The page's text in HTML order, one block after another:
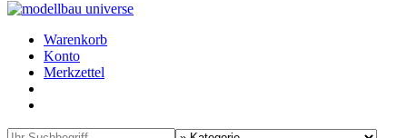
Warenkorb
Konto
Merkzettel